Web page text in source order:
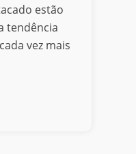
estão
tendência
vez mais